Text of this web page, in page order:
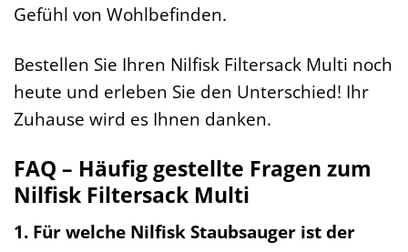
Gefühl von Wohlbefinden.
Bestellen Sie Ihren Nilfisk Filtersack Multi noch
heute und erleben Sie den Unterschied! Ihr
Zuhause wird es Ihnen danken.
FAQ – Häufig gestellte Fragen zum
Nilfisk Filtersack Multi
1. Für welche Nilfisk Staubsauger ist der